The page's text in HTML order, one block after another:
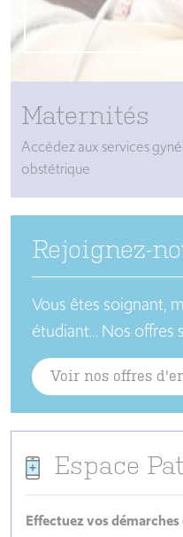
Maternités
Accédez aux services
obstétrique
Rejoignez-
Vous êtes soignant,
étudiant…Nos offres
Voir nos offres
Espace
Effectuez vos